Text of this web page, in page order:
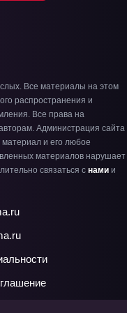
Все материалы на этом
распространения и
Все права на
Администрация сайта
материал и его любое
материалов нарушает
связаться с нами и